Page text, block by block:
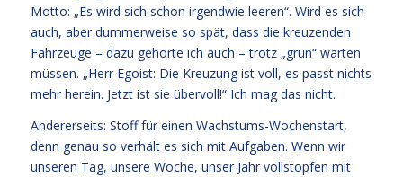
Motto: „Es wird sich schon irgendwie leeren“. Wird es sich
auch, aber dummerweise so spät, dass die kreuzenden
Fahrzeuge – dazu gehörte ich auch – trotz „grün“ warten
müssen. „Herr Egoist: Die Kreuzung ist voll, es passt nichts
mehr herein. Jetzt ist sie übervoll!“ Ich mag das nicht.
Andererseits: Stoff für einen Wachstums-Wochenstart,
denn genau so verhält es sich mit Aufgaben. Wenn wir
unseren Tag, unsere Woche, unser Jahr vollstopfen mit